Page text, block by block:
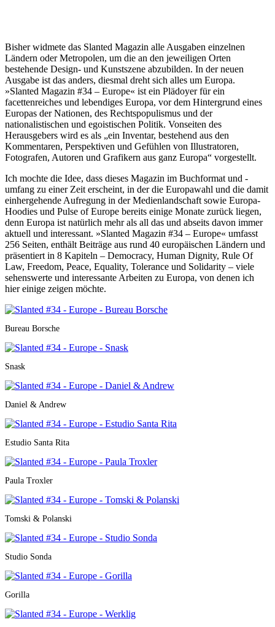
Bisher widmete das Slanted Magazin alle Ausgaben einzelnen
Ländern oder Metropolen, um die an den jeweiligen Orten
bestehende Design- und Kunstszene abzubilden. In der neuen
Ausgabe ist das anders, diesmal dreht sich alles um Europa.
»Slanted Magazin #34 – Europe« ist ein Plädoyer für ein
facettenreiches und lebendiges Europa, vor dem Hintergrund eines
Europas der Nationen, des Rechtspopulismus und der
nationalistischen und egoistischen Politik. Vonseiten des
Herausgebers wird es als „ein Inventar, bestehend aus den
Kommentaren, Perspektiven und Gefühlen von Illustratoren,
Fotografen, Autoren und Grafikern aus ganz Europa“ vorgestellt.
Ich mochte die Idee, dass dieses Magazin im Buchformat und -
umfang zu einer Zeit erscheint, in der die Europawahl und die damit
einhergehende Aufregung in der Medienlandschaft sowie Europa-
Hoodies und Pulse of Europe bereits einige Monate zurück liegen,
denn Europa ist natürlich mehr als all das und abseits davon immer
aktuell und interessant. »Slanted Magazin #34 – Europe« umfasst
256 Seiten, enthält Beiträge aus rund 40 europäischen Ländern und
präsentiert in 8 Kapiteln – Democracy, Human Dignity, Rule Of
Law, Freedom, Peace, Equality, Tolerance und Solidarity – viele
sehenswerte und interessante Arbeiten zu Europa, von denen ich
hier einige zeigen möchte.
Bureau Borsche
Snask
Daniel & Andrew
Estudio Santa Rita
Paula Troxler
Tomski & Polanski
Studio Sonda
Gorilla